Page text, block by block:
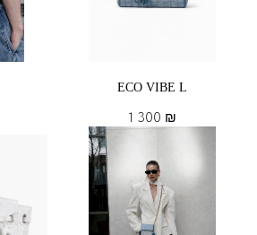
ECO VIBE L
1 300 ₪